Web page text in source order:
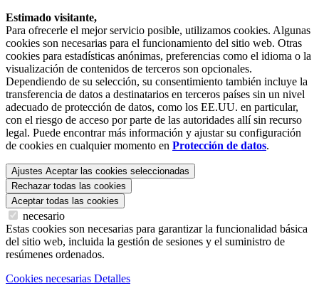
Estimado visitante,
Para ofrecerle el mejor servicio posible, utilizamos cookies. Algunas
cookies son necesarias para el funcionamiento del sitio web. Otras
cookies para estadísticas anónimas, preferencias como el idioma o la
visualización de contenidos de terceros son opcionales.
Dependiendo de su selección, su consentimiento también incluye la
transferencia de datos a destinatarios en terceros países sin un nivel
adecuado de protección de datos, como los EE.UU. en particular,
con el riesgo de acceso por parte de las autoridades allí sin recurso
legal. Puede encontrar más información y ajustar su configuración
de cookies en cualquier momento en Protección de datos.
Ajustes Aceptar las cookies seleccionadas
Rechazar todas las cookies
Aceptar todas las cookies
necesario
Estas cookies son necesarias para garantizar la funcionalidad básica
del sitio web, incluida la gestión de sesiones y el suministro de
resúmenes ordenados.
Cookies necesarias Detalles